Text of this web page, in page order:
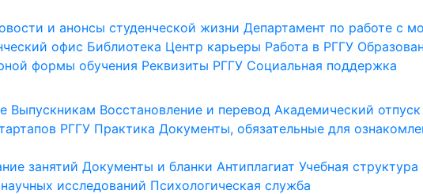
и анонсы студенческой жизни Департамент по работе с
офис Библиотека Центр карьеры Работа в РГГУ
формы обучения Реквизиты РГГУ Социальная поддержка
Выпускникам Восстановление и перевод Академический отпуск
РГГУ Практика Документы, обязательные для
занятий Документы и бланки Антиплагиат Учебная структура
исследований Психологическая служба